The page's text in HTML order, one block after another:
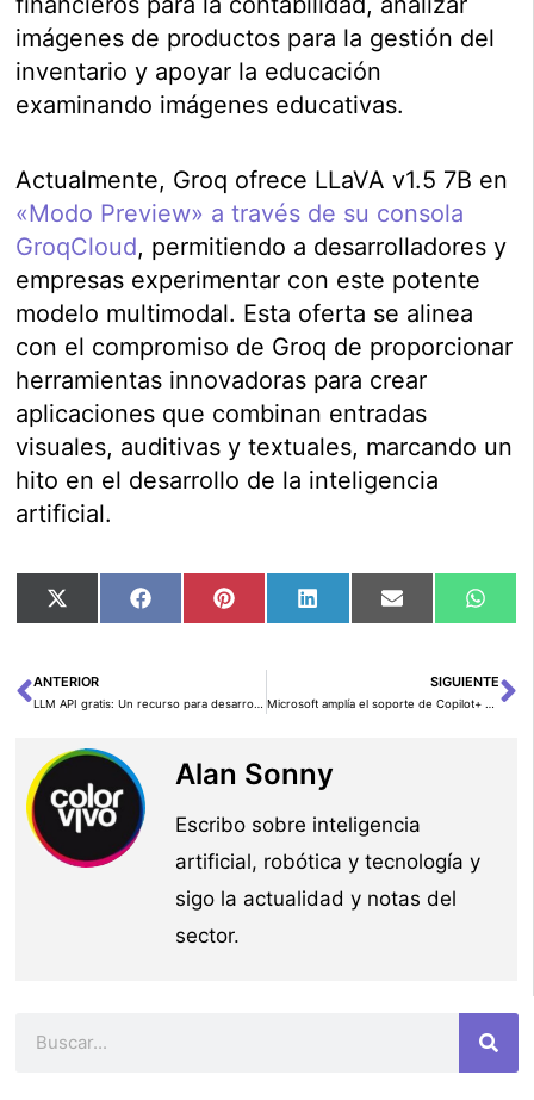
imágenes de productos para la gestión del
inventario y apoyar la educación
examinando imágenes educativas.
Actualmente, Groq ofrece LLaVA v1.5 7B en
«Modo Preview» a través de su consola
GroqCloud, permitiendo a desarrolladores y
empresas experimentar con este potente
modelo multimodal. Esta oferta se alinea
con el compromiso de Groq de proporcionar
herramientas innovadoras para crear
aplicaciones que combinan entradas
visuales, auditivas y textuales, marcando un
hito en el desarrollo de la inteligencia
artificial.
Compartir
en
X
Compartir
en
FacebookCompartir
en
PinterestCompartir
en
LinkedInCompartir
en
Email
en
Ant
ANTERIOR
LLM API gratis: Un recurso para desarrolladores de modelos de lenguaje
SIGUIENTE
Microsoft amplía el soporte de Copilot+ a nuevos procesadores de AMD y Intel
Alan Sonny
Escribo sobre inteligencia
artificial, robótica y tecnología y
sigo la actualidad y notas del
sector.